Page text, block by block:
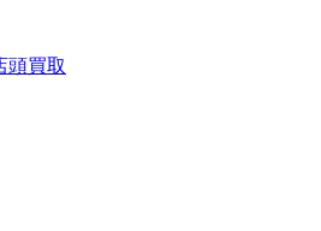
頭買取